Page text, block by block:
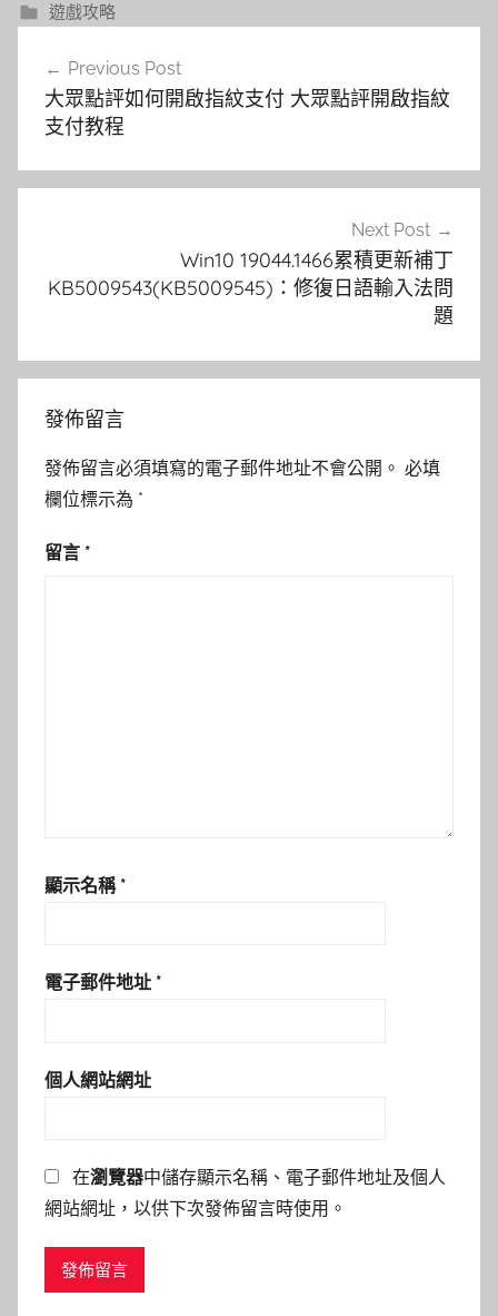
遊戲攻略
導
覽
Previous Post
大眾點評如何開啟指紋支付 大眾點評開啟指紋
支付教程
Next Post
Win10 19044.1466累積更新補丁
KB5009543(KB5009545)：修復日語輸入法問
題
發佈留言
發佈留言必須填寫的電子郵件地址不會公開。 必填
欄位標示為 *
留言 *
顯示名稱 *
電子郵件地址 *
個人網站網址
在瀏覽器中儲存顯示名稱、電子郵件地址及個人
網站網址，以供下次發佈留言時使用。